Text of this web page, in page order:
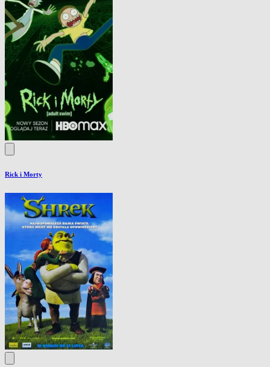
Rick i Morty